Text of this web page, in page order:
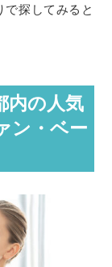
探してみると
内の人気
ン・ベー